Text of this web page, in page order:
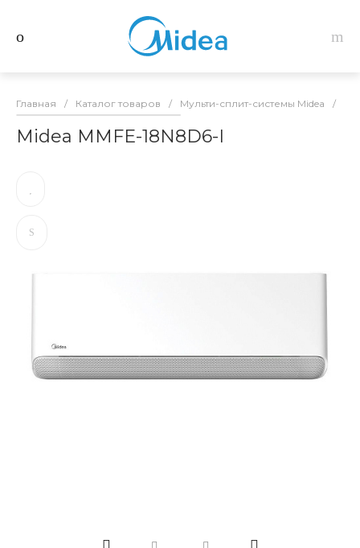
Главная / Каталог товаров / Мульти-сплит-системы Midea /
Midea MMFE-18N8D6-I